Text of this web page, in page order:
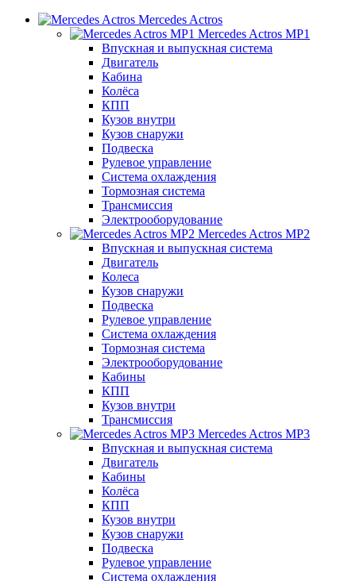
Mercedes Actros
Mercedes Actros MP1
Впускная и выпускная система
Двигатель
Кабина
Колёса
КПП
Кузов внутри
Кузов снаружи
Подвеска
Рулевое управление
Система охлаждения
Тормозная система
Трансмиссия
Электрооборудование
Mercedes Actros MP2
Впускная и выпускная система
Двигатель
Колеса
Кузов снаружи
Подвеска
Рулевое управление
Система охлаждения
Тормозная система
Электрооборудование
Кабины
КПП
Кузов внутри
Трансмиссия
Mercedes Actros MP3
Впускная и выпускная система
Двигатель
Кабины
Колёса
КПП
Кузов внутри
Кузов снаружи
Подвеска
Рулевое управление
Система охлаждения